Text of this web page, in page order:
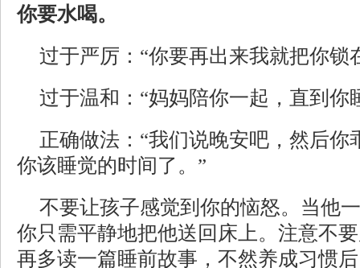
你要水喝。
过于严厉：“你要再出来我就把你锁
过于温和：“妈妈陪你一起，直到你
正确做法：“我们说晚安吧，然后你
你该睡觉的时间了。”
不要让孩子感觉到你的恼怒。当他
你只需平静地把他送回床上。注意不
再多读一篇睡前故事，不然养成习惯